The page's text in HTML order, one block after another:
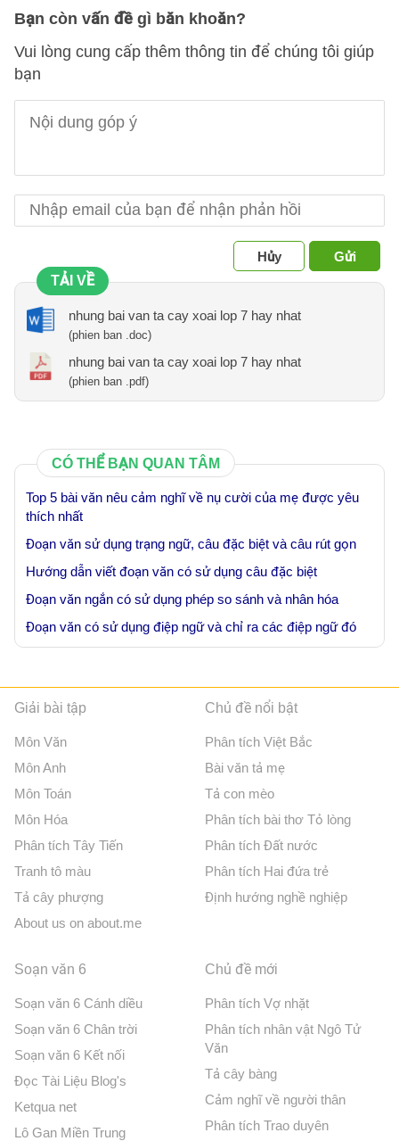
Bạn còn vấn đề gì băn khoăn?
Vui lòng cung cấp thêm thông tin để chúng tôi giúp
bạn
Hủy
Gửi
TẢI VỀ
nhung bai van ta cay xoai lop 7 hay nhat
(phien ban .doc)
nhung bai van ta cay xoai lop 7 hay nhat
(phien ban .pdf)
CÓ THỂ BẠN QUAN TÂM
Top 5 bài văn nêu cảm nghĩ về nụ cười của mẹ được yêu
thích nhất
Đoạn văn sử dụng trạng ngữ, câu đặc biệt và câu rút gọn
Hướng dẫn viết đoạn văn có sử dụng câu đặc biệt
Đoạn văn ngắn có sử dụng phép so sánh và nhân hóa
Đoạn văn có sử dụng điệp ngữ và chỉ ra các điệp ngữ đó
Giải bài tập
Môn Văn
Môn Anh
Môn Toán
Môn Hóa
Phân tích Tây Tiến
Tranh tô màu
Tả cây phượng
About us on about.me
Chủ đề nổi bật
Phân tích Việt Bắc
Bài văn tả mẹ
Tả con mèo
Phân tích bài thơ Tỏ lòng
Phân tích Đất nước
Phân tích Hai đứa trẻ
Định hướng nghề nghiệp
Soạn văn 6
Soạn văn 6 Cánh diều
Soạn văn 6 Chân trời
Soạn văn 6 Kết nối
Đọc Tài Liệu Blog's
Ketqua net
Lô Gan Miền Trung
Chủ đề mới
Phân tích Vợ nhặt
Phân tích nhân vật Ngô Tử
Văn
Tả cây bàng
Cảm nghĩ về người thân
Phân tích Trao duyên